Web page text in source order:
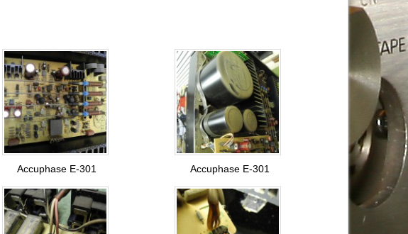
Accuphase E-301 Accuphase E-301